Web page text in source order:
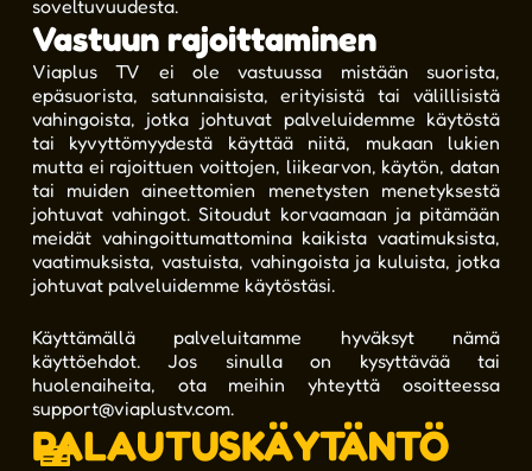
soveltuvuudesta.
Vastuun rajoittaminen
Viaplus TV ei ole vastuussa mistään suorista,
epäsuorista, satunnaisista, erityisistä tai välillisistä
vahingoista, jotka johtuvat palveluidemme käytöstä
tai kyvyttömyydestä käyttää niitä, mukaan lukien
mutta ei rajoittuen voittojen, liikearvon, käytön, datan
tai muiden aineettomien menetysten menetyksestä
johtuvat vahingot. Sitoudut korvaamaan ja pitämään
meidät vahingoittumattomina kaikista vaatimuksista,
vaatimuksista, vastuista, vahingoista ja kuluista, jotka
johtuvat palveluidemme käytöstäsi.
Käyttämällä palveluitamme hyväksyt nämä
käyttöehdot. Jos sinulla on kysyttävää tai
huolenaiheita, ota meihin yhteyttä osoitteessa
support@viaplustv.com.
PALAUTUSKÄYTÄNTÖ